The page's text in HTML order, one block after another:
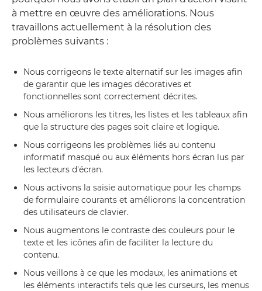
à mettre en œuvre des améliorations. Nous
travaillons actuellement à la résolution des
problèmes suivants :
Nous corrigeons le texte alternatif sur les images afin
de garantir que les images décoratives et
fonctionnelles sont correctement décrites.
Nous améliorons les titres, les listes et les tableaux afin
que la structure des pages soit claire et logique.
Nous corrigeons les problèmes liés au contenu
informatif masqué ou aux éléments hors écran lus par
les lecteurs d'écran.
Nous activons la saisie automatique pour les champs
de formulaire courants et améliorons la concentration
des utilisateurs de clavier.
Nous augmentons le contraste des couleurs pour le
texte et les icônes afin de faciliter la lecture du
contenu.
Nous veillons à ce que les modaux, les animations et
les éléments interactifs tels que les curseurs, les menus